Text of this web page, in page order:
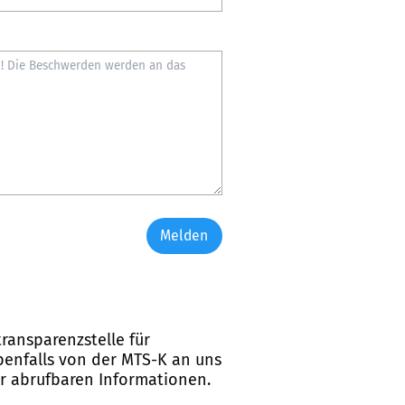
Melden
für
von der MTS-K an uns
abrufbaren Informationen.